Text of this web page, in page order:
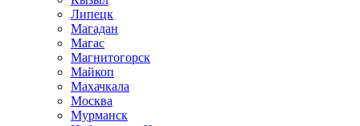
Липецк
Магадан
Магас
Магнитогорск
Майкоп
Махачкала
Москва
Мурманск